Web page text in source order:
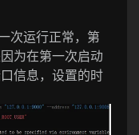
次运行正常，第
为在第一次启动
信息，设置的时